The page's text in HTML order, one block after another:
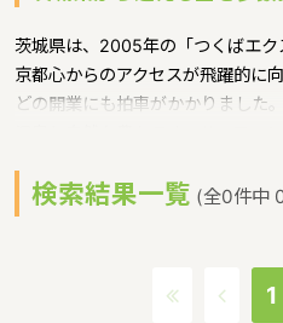
茨城県は、2005年の「つくばエ
京都心からのアクセスが飛躍的に
どの開業にも拍車がかかりました
で、東京など近郊から筑波山にや
徴があるエリアです。保育士修学
人口は2897644人（2017/5/1現在
検索結果一覧 (全0件中
1